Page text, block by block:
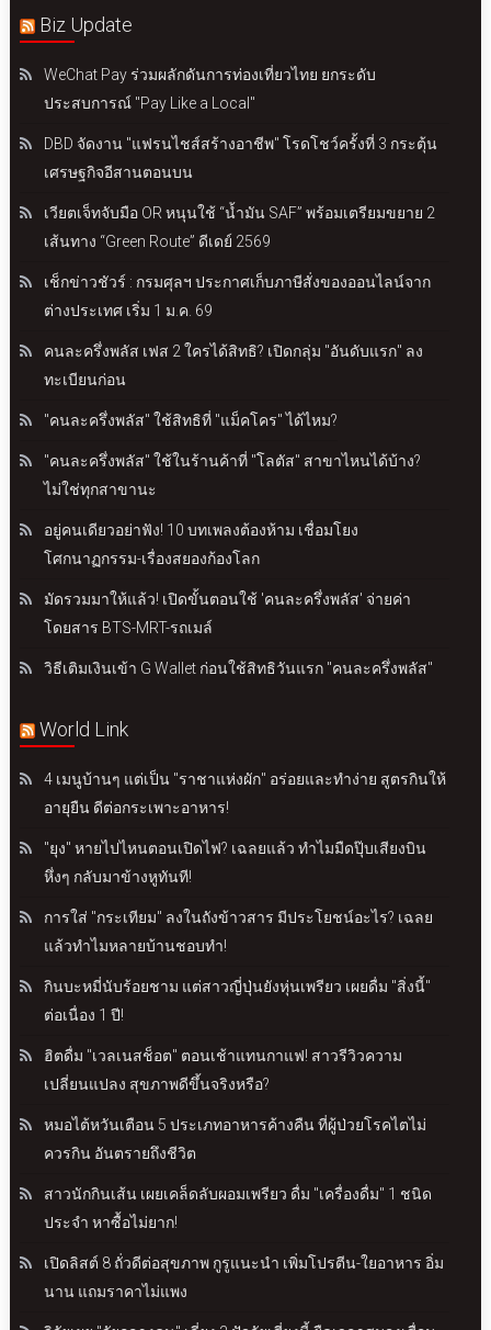
Biz Update
WeChat Pay ร่วมผลักดันการท่องเที่ยวไทย ยกระดับ
ประสบการณ์ "Pay Like a Local"
DBD จัดงาน "แฟรนไชส์สร้างอาชีพ" โรดโชว์ครั้งที่ 3 กระตุ้น
เศรษฐกิจอีสานตอนบน
เวียตเจ็ทจับมือ OR หนุนใช้ “น้ำมัน SAF” พร้อมเตรียมขยาย 2
เส้นทาง “Green Route” ดีเดย์ 2569
เช็กข่าวชัวร์ : กรมศุลฯ ประกาศเก็บภาษีสั่งของออนไลน์จาก
ต่างประเทศ เริ่ม 1 ม.ค. 69
คนละครึ่งพลัส เฟส 2 ใครได้สิทธิ? เปิดกลุ่ม "อันดับแรก" ลง
ทะเบียนก่อน
"คนละครึ่งพลัส" ใช้สิทธิที่ "แม็คโคร" ได้ไหม?
"คนละครึ่งพลัส" ใช้ในร้านค้าที่ "โลตัส" สาขาไหนได้บ้าง?
ไม่ใช่ทุกสาขานะ
อยู่คนเดียวอย่าฟัง! 10 บทเพลงต้องห้าม เชื่อมโยง
โศกนาฏกรรม-เรื่องสยองก้องโลก
มัดรวมมาให้แล้ว! เปิดขั้นตอนใช้ 'คนละครึ่งพลัส' จ่ายค่า
โดยสาร BTS-MRT-รถเมล์
วิธีเติมเงินเข้า G Wallet ก่อนใช้สิทธิวันแรก "คนละครึ่งพลัส"
World Link
4 เมนูบ้านๆ แต่เป็น "ราชาแห่งผัก" อร่อยและทำง่าย สูตรกินให้
อายุยืน ดีต่อกระเพาะอาหาร!
"ยุง" หายไปไหนตอนเปิดไฟ? เฉลยแล้ว ทำไมมืดปุ๊บเสียงบิน
หึ่งๆ กลับมาข้างหูทันที!
การใส่ "กระเทียม" ลงในถังข้าวสาร มีประโยชน์อะไร? เฉลย
แล้วทำไมหลายบ้านชอบทำ!
กินบะหมี่นับร้อยชาม แต่สาวญี่ปุ่นยังหุ่นเพรียว เผยดื่ม "สิ่งนี้"
ต่อเนื่อง 1 ปี!
ฮิตดื่ม "เวลเนสช็อต" ตอนเช้าแทนกาแฟ! สาวรีวิวความ
เปลี่ยนแปลง สุขภาพดีขึ้นจริงหรือ?
หมอไต้หวันเตือน 5 ประเภทอาหารค้างคืน ที่ผู้ป่วยโรคไตไม่
ควรกิน อันตรายถึงชีวิต
สาวนักกินเส้น เผยเคล็ดลับผอมเพรียว ดื่ม "เครื่องดื่ม" 1 ชนิด
ประจำ หาซื้อไม่ยาก!
เปิดลิสต์ 8 ถั่วดีต่อสุขภาพ กูรูแนะนำ เพิ่มโปรตีน-ใยอาหาร อิ่ม
นาน แถมราคาไม่แพง